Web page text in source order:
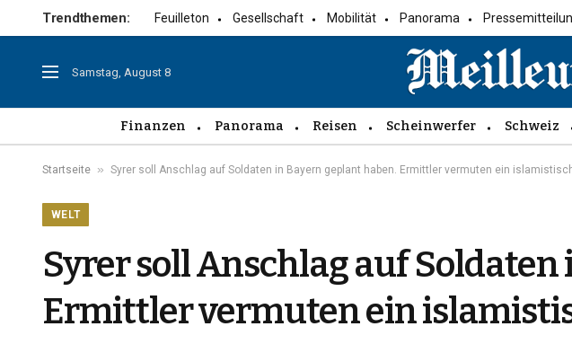
Trendthemen: Feuilleton Gesellschaft Mobilität Panorama
Samstag, August 8
Finanzen Panorama Reisen Scheinwerfer Schweiz
Startseite » Syrer soll Anschlag auf Soldaten in Bayern geplant haben. Ermittler vermuten ein
WELT
Syrer soll Anschlag auf
Ermittler vermuten ein